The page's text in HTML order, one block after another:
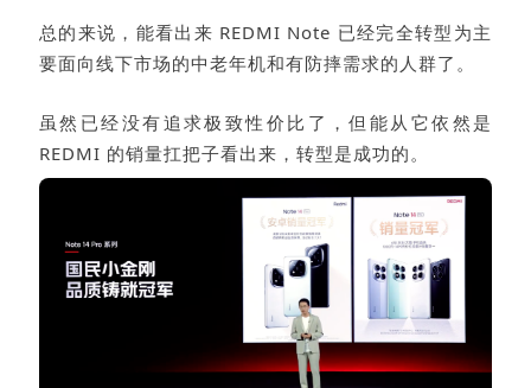
总的来说，能看出来 REDMI Note 已经完全转型为主
要面向线下市场的中老年机和有防摔需求的人群了。
虽然已经没有追求极致性价比了，但能从它依然是
REDMI 的销量扛把子看出来，转型是成功的。